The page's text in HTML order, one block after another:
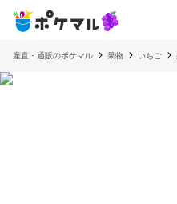
産直・通販のポケマル 果物 いちご